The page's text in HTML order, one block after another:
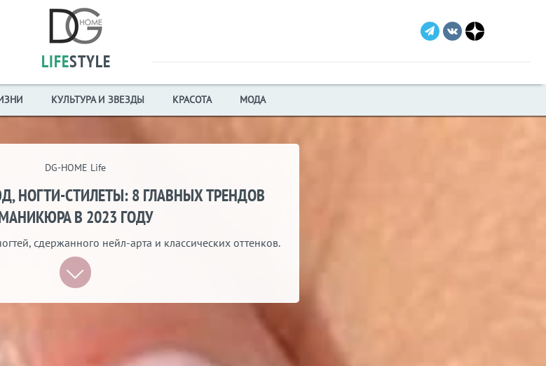
LIFESTYLE
КУЛЬТУРА И ЗВЕЗДЫ КРАСОТА МОДА
DG-HOME Life
НОГТИ-СТИЛЕТЫ: 8 ГЛАВНЫХ ТРЕНДОВ
В 2023 ГОДУ
сдержанного нейл-арта и классических оттенков.